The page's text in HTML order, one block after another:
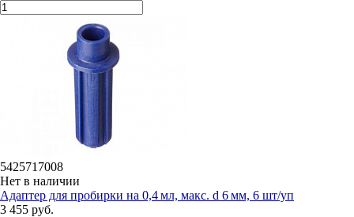
5425717008
Нет в наличии
Адаптер для пробирки на 0,4 мл, макс. d 6 мм, 6 шт/уп
3 455 руб.